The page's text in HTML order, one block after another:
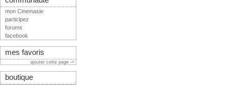
mon Cinemasie
participez
forums
facebook
mes favoris
ajouter cette page ->
boutique